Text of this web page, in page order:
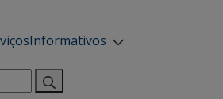
Informativos